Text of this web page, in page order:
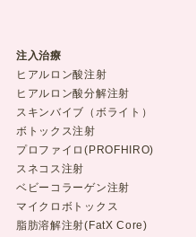
注入治療
ヒアルロン酸注射
ヒアルロン酸分解注射
スキンバイブ（ボライト）
ボトックス注射
プロファイロ(PROFHIRO)
スネコス注射
ベビーコラーゲン注射
マイクロボトックス
脂肪溶解注射(FatX Core)